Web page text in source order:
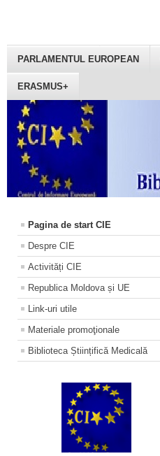
PARLAMENTUL EUROPEAN
ERASMUS+
Pagina de start CIE
Despre CIE
Activități CIE
Republica Moldova și UE
Link-uri utile
Materiale promoţionale
Biblioteca Științifică Medicală